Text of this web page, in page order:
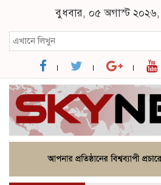
বুধবার, ০৫ অগাস্ট ২০২৬,